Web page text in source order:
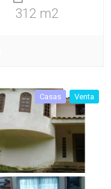
312 m2
Casas Venta